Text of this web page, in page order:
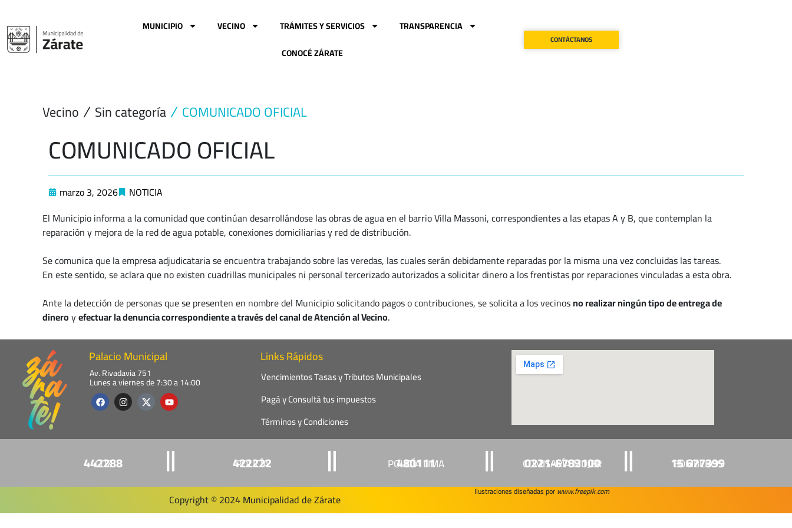
contenido
MUNICIPIO VECINO TRÁMITES Y SERVICIOS
TRANSPARENCIA
CONOCÉ ZÁRATE
CONTÁCTANOS
Vecino Sin categoría COMUNICADO OFICIAL
COMUNICADO OFICIAL
marzo 3, 2026
NOTICIA
El Municipio informa a la comunidad que continúan desarrollándose las obras de agua en el barrio Villa Massoni, correspondientes a las etapas A y B, que contemplan la
reparación y mejora de la red de agua potable, conexiones domiciliarias y red de distribución.
Se comunica que la empresa adjudicataria se encuentra trabajando sobre las veredas, las cuales serán debidamente reparadas por la misma una vez concluidas las tareas.
En este sentido, se aclara que no existen cuadrillas municipales ni personal tercerizado autorizados a solicitar dinero a los frentistas por reparaciones vinculadas a esta obra.
Ante la detección de personas que se presenten en nombre del Municipio solicitando pagos o contribuciones, se solicita a los vecinosno realizar ningún tipo de entrega de
dineroyefectuar la denuncia correspondiente a través del canal de Atención al Vecino.
Palacio Municipal
Av. Rivadavia 751
Lunes a viernes de 7:30 a 14:00
F
a
c
o
k
I
n
s
g
a
m
Y
o
u
b
e
Links Rápidos
Vencimientos Tasas y Tributos Municipales
Pagá y Consultá tus impuestos
Términos y Condiciones
442288
COZ 422222
POLICÍA 480111
POLICÍA LIMA 0221-6783100
COMISARÍA MUJER 15 677399
BOMBEROS
Copyright © 2024 Municipalidad de Zárate Ilustraciones diseñadas porwww.freepik.com